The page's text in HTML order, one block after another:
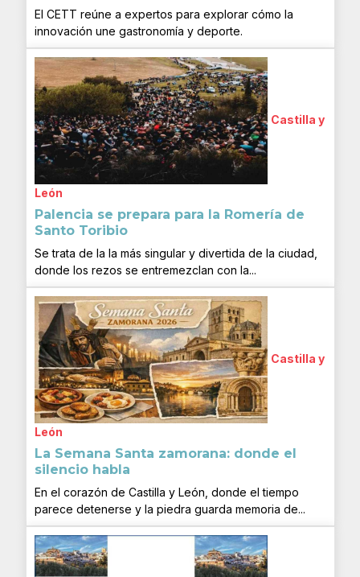
El CETT reúne a expertos para explorar cómo la
innovación une gastronomía y deporte.
Castilla y
León
Palencia se prepara para la Romería de
Santo Toribio
Se trata de la la más singular y divertida de la ciudad,
donde los rezos se entremezclan con la...
Castilla y
León
La Semana Santa zamorana: donde el
silencio habla
En el corazón de Castilla y León, donde el tiempo
parece detenerse y la piedra guarda memoria de...